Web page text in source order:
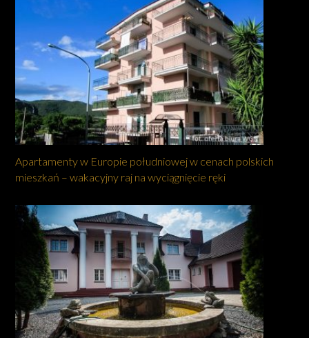
Apartamenty w Europie południowej w cenach polskich
mieszkań – wakacyjny raj na wyciągnięcie ręki